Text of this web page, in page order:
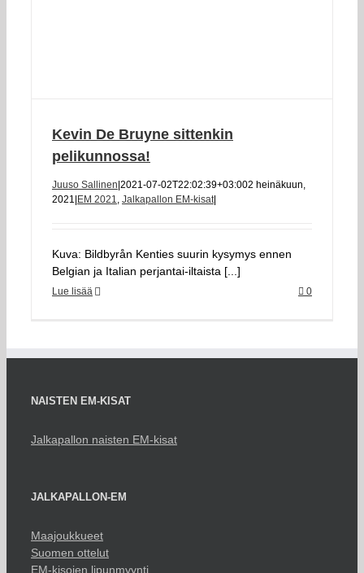
Kevin De Bruyne sittenkin
pelikunnossa!
Juuso Sallinen 2021-07-02T22:02:39+03:002 heinäkuun,
2021 EM 2021, Jalkapallon EM-kisat|
Kuva: Bildbyrån Kenties suurin kysymys ennen
Belgian ja Italian perjantai-iltaista [...]
Lue lisää 0
NAISTEN EM-KISAT
Jalkapallon naisten EM-kisat
JALKAPALLON-EM
Maajoukkueet
Suomen ottelut
EM-kisojen lipunmyynti